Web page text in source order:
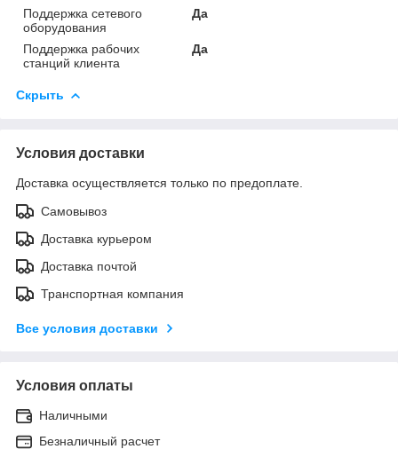
Поддержка сетевого
оборудования
Да
Поддержка рабочих
станций клиента
Да
Скрыть
Условия доставки
Доставка осуществляется только по предоплате.
Самовывоз
Доставка курьером
Доставка почтой
Транспортная компания
Все условия доставки
Условия оплаты
Наличными
Безналичный расчет